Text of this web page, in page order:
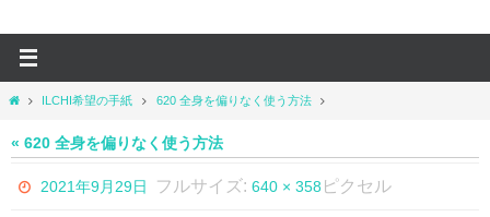
ホ
ム
ILCHI希望の手紙 620 全身を偏りなく使う方法
« 620 全身を偏りなく使う方法
2021年9月29日 フルサイズ:640 × 358 ピクセル